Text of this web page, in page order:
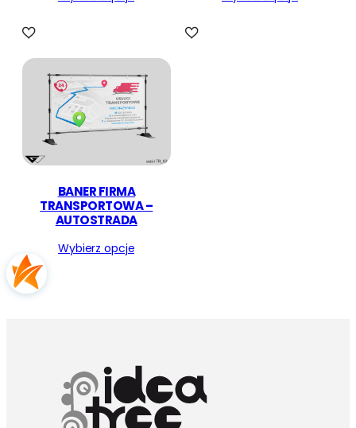
BANER FIRMA
TRANSPORTOWA –
AUTOSTRADA
Wybierz opcje